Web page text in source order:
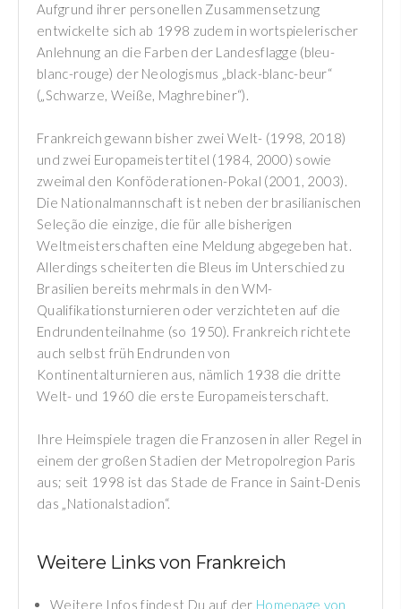
Aufgrund ihrer personellen Zusammensetzung
entwickelte sich ab 1998 zudem in wortspielerischer
Anlehnung an die Farben der Landesflagge (bleu-
blanc-rouge) der Neologismus „black-blanc-beur“
(„Schwarze, Weiße, Maghrebiner“).
Frankreich gewann bisher zwei Welt- (1998, 2018)
und zwei Europameistertitel (1984, 2000) sowie
zweimal den Konföderationen-Pokal (2001, 2003).
Die Nationalmannschaft ist neben der brasilianischen
Seleção die einzige, die für alle bisherigen
Weltmeisterschaften eine Meldung abgegeben hat.
Allerdings scheiterten die Bleus im Unterschied zu
Brasilien bereits mehrmals in den WM-
Qualifikationsturnieren oder verzichteten auf die
Endrundenteilnahme (so 1950). Frankreich richtete
auch selbst früh Endrunden von
Kontinentalturnieren aus, nämlich 1938 die dritte
Welt- und 1960 die erste Europameisterschaft.
Ihre Heimspiele tragen die Franzosen in aller Regel in
einem der großen Stadien der Metropolregion Paris
aus; seit 1998 ist das Stade de France in Saint-Denis
das „Nationalstadion“.
Weitere Links von Frankreich
Weitere Infos findest Du auf der Homepage von